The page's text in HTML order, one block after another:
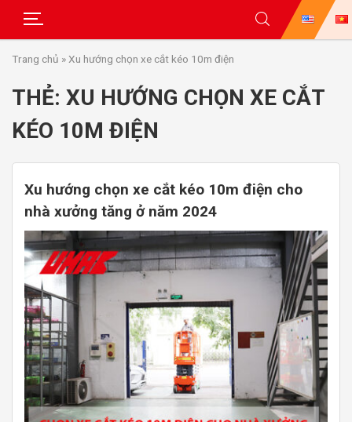
Trang chủ »Xu hướng chọn xe cắt kéo 10m điện
THẺ: XU HƯỚNG CHỌN XE CẮT
KÉO 10M ĐIỆN
Xu hướng chọn xe cắt kéo 10m điện cho
nhà xưởng tăng ở năm 2024